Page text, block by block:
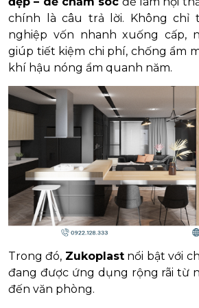
chính là câu trả lời. Không chỉ
nghiệp vốn nhanh xuống cấp,
giúp tiết kiệm chi phí, chống ẩm
khí hậu nóng ẩm quanh năm.
Trong đó, Zukoplastnổi bật với
đang được ứng dụng rộng rãi từ
đến văn phòng.